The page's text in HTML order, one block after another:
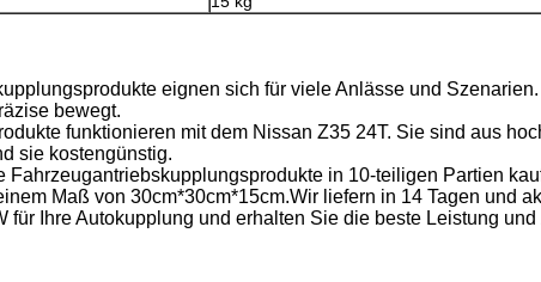
eignen sich für viele Anlässe und
bewegt.
funktionieren mit dem Nissan Z35 24T. Sie sind aus
sie kostengünstig.
Fahrzeugantriebskupplungsprodukte in 10-teiligen Partien
Maß von 30cm*30cm*15cm.Wir liefern in 14 Tagen und
für Ihre Autokupplung und erhalten Sie die beste Leistung